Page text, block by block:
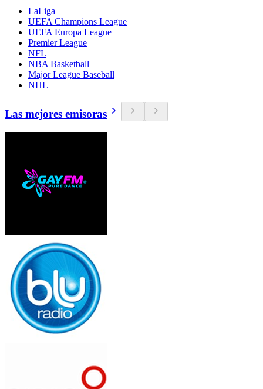
LaLiga
UEFA Champions League
UEFA Europa League
Premier League
NFL
NBA Basketball
Major League Baseball
NHL
Las mejores emisoras